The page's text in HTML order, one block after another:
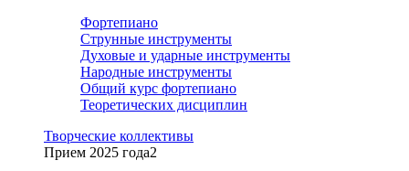
Фортепиано
Струнные инструменты
Духовые и ударные инструменты
Народные инструменты
Общий курс фортепиано
Теоретических дисциплин
Творческие коллективы
Прием 2025 года2